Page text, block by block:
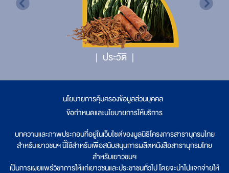
ประวัติ
นโยบายการคุ้มครองข้อมูลส่วนบุคคล
ข้อกำหนดและนโยบายการให้บริการ
บทความและภาพประกอบที่อยู่ในเว็บไซต์ของมูลนิธิโครงการสารานุกรมไทย
สำหรับเยาวชนฯ นี้ใช้สำหรับเพื่อสนับสนุนการผลิตหนังสือสารานุกรมไทย
สำหรับเยาวชนฯ
เป็นการเผยแพร่วิชาการให้แก่เยาวชนและประชาชนทั่วไป โดยจะนำไปแจกจ่ายให้